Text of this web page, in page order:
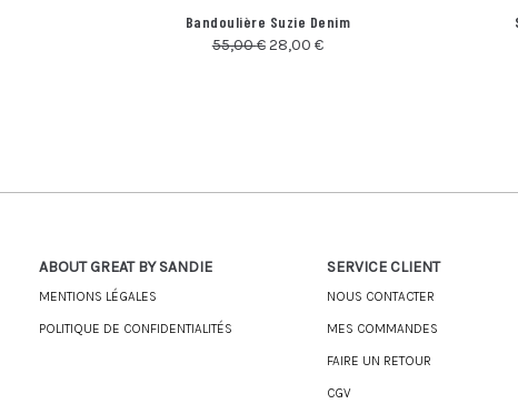
Bandoulière Suzie Denim
55,00€28,00 €
ABOUT GREAT BY SANDIE
MENTIONS LÉGALES
POLITIQUE DE CONFIDENTIALITÉS
SERVICE CLIENT
NOUS CONTACTER
MES COMMANDES
FAIRE UN RETOUR
CGV